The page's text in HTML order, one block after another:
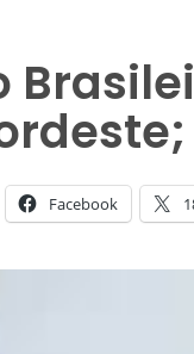
Facebook